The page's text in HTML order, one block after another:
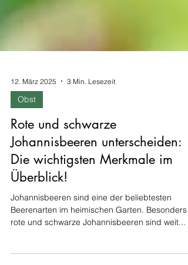
12. März 2025
Obst
Rote und schwarze
Johannisbeeren unterscheiden:
Die wichtigsten Merkmale im
Überblick!
Johannisbeeren sind eine der beliebtesten